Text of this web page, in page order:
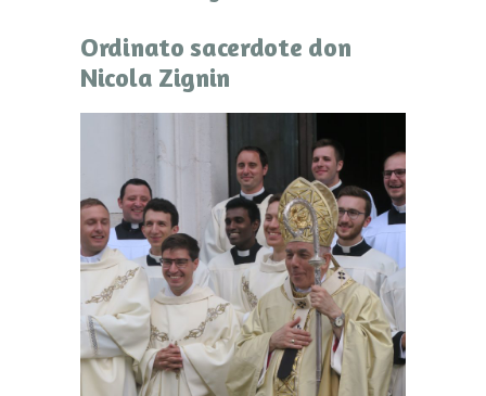
Ordinato sacerdote don
Nicola Zignin